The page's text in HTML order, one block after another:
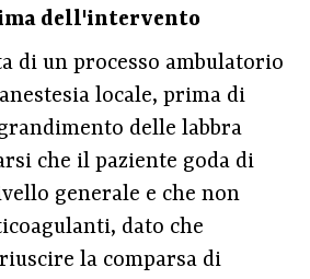
dell'intervento
di un processo ambulatorio
locale, prima di
delle labbra
che il paziente goda di
generale e che non
dato che
la comparsa di